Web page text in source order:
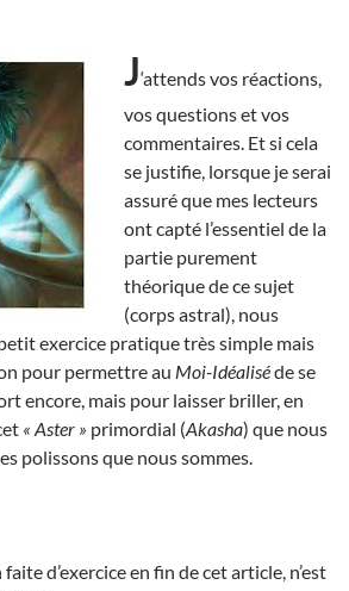
J‘attends vos réactions,
vos questions et vos
commentaires. Et si cela
se justifie, lorsque je serai
assuré que mes lecteurs
ont capté l’essentiel de la
partie purement
théorique de ce sujet
(corps astral), nous
exercice pratique très simple mais
pour permettre au Moi-Idéaliséde se
encore, mais pour laisser briller, en
« Aster » primordial (Akasha) que nous
polissons que nous sommes.
d’exercice en fin de cet article, n’est